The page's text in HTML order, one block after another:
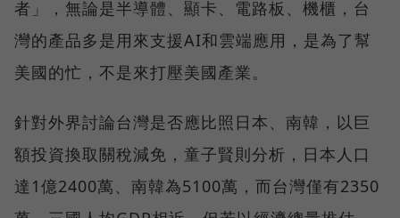
者」，無論是半導體、顯卡、電路板、機櫃，台
灣的產品多是用來支援AI和雲端應用，是為了幫
美國的忙，不是來打壓美國產業。
針對外界討論台灣是否應比照日本、南韓，以巨
額投資換取關稅減免，童子賢則分析，日本人口
達1億2400萬、南韓為5100萬，而台灣僅有2350